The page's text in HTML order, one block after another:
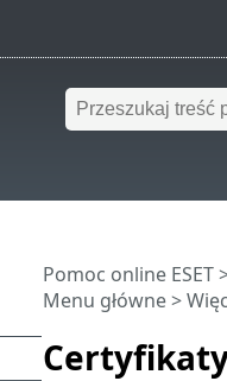
Pomoc online ESET
Menu główne>